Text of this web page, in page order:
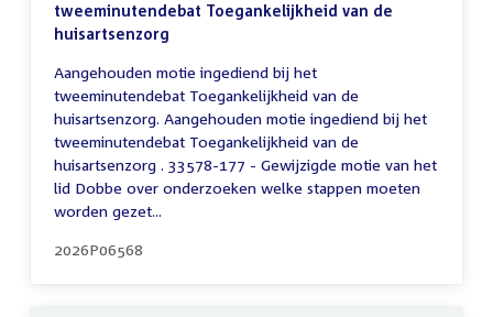
tweeminutendebat Toegankelijkheid van de
huisartsenzorg
Aangehouden motie ingediend bij het
tweeminutendebat Toegankelijkheid van de
huisartsenzorg. Aangehouden motie ingediend bij het
tweeminutendebat Toegankelijkheid van de
huisartsenzorg . 33578-177 - Gewijzigde motie van het
lid Dobbe over onderzoeken welke stappen moeten
worden gezet...
2026P06568